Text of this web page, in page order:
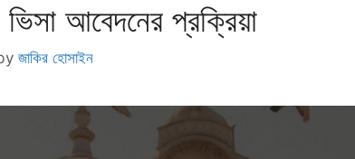
ভিসা আবেদনের প্রক্রিয়া
জাকির হোসাইন